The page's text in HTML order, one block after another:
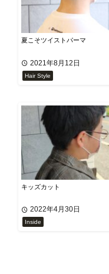
夏こそツイストパーマ
2021年8月12日
Hair Style
キッズカット
2022年4月30日
Inside